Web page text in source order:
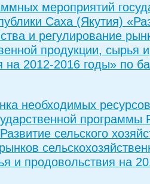
мероприятий
Саха (Якутия)
и регулирование
продукции, сырья и
на 2012-2016 годы» по
необходимых
программы
сельского
и продовольствия на